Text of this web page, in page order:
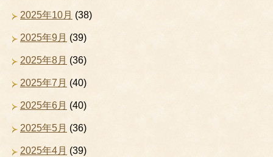
2025年10月 (38)
2025年9月 (39)
2025年8月 (36)
2025年7月 (40)
2025年6月 (40)
2025年5月 (36)
2025年4月 (39)